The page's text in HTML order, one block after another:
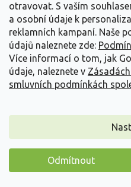
otravovat. S vaším
a osobní údaje k
reklamních kampaní. Naše
údajů naleznete zde:
Více informací o tom, jak
údaje, naleznete v
smluvních podmínkách
Odmítnout
Máme pro